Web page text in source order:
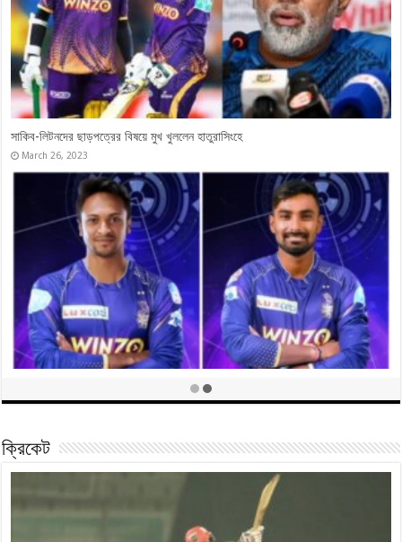
টেস্ট দলে দিপু-মুশফিক, ব্যাখ্যা দিলেন প্রধান নির্বাচক
June 5, 2023
‘মানসিকভাবে আরও শক্তিশালী হওয়া দরকার’-সদ্য জাতীয় দলে ডাক পাওয়া দিপু
June 5, 2023
ক্রিকেট